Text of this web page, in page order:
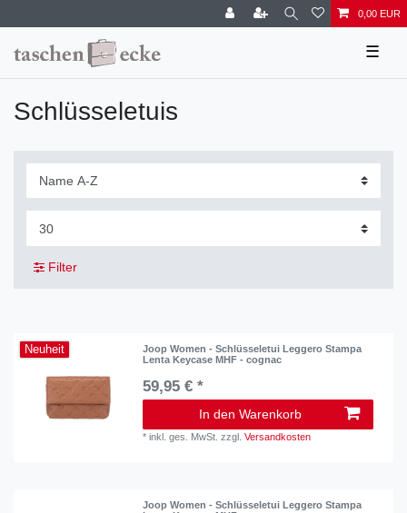
0,00 EUR
☰
Schlüsseletuis
Filter
Neuheit
Joop Women - Schlüsseletui Leggero Stampa
Lenta Keycase MHF - cognac
59,95 € *
In den Warenkorb
*inkl. ges. MwSt. zzgl.Versandkosten
Joop Women - Schlüsseletui Leggero Stampa